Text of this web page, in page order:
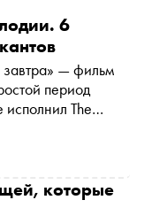
6
завтра» — фильм
период
The
исполнителям, —
которые